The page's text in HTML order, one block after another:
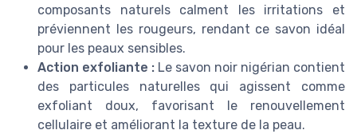
composants naturels calment les irritations et
préviennent les rougeurs, rendant ce savon idéal
pour les peaux sensibles.
Action exfoliante : Le savon noir nigérian contient
des particules naturelles qui agissent comme
exfoliant doux, favorisant le renouvellement
cellulaire et améliorant la texture de la peau.